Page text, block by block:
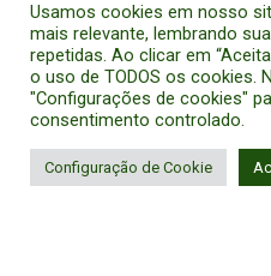
Usamos cookies em nosso
mais relevante, lembrando
repetidas. Ao clicar em
o uso de TODOS os cookies.
"Configurações de cookies"
consentimento controlado.
Configuração de Cookie